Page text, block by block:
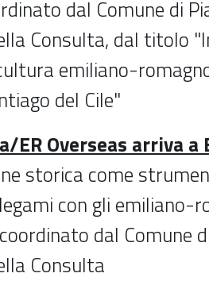
dal Comune di
Consulta, dal titolo
emiliano-
del Cile"
ER Overseas arriva a
storica come
con gli emiliano-
dal Comune
Consulta